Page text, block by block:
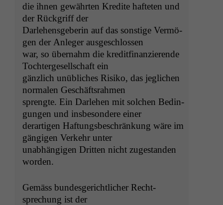
die ihnen gewährten Kred­ite hafteten und
der Rück­griff der
Dar­lehens­ge­berin auf das son­stige Ver­mö­
gen der Anleger ausgeschlossen
war, so über­nahm die kred­it­fi­nanzierende
Tochterge­sellschaft ein
gän­zlich unüblich­es Risiko, das jeglichen
nor­malen Geschäftsrahmen
sprengte. Ein Dar­lehen mit solchen Bedin­
gun­gen und ins­beson­dere einer
der­ar­ti­gen Haf­tungs­beschränkung wäre im
gängi­gen Verkehr unter
unab­hängi­gen Drit­ten nicht zuge­s­tanden
worden.
Gemäss bun­des­gerichtlich­er Recht­
sprechung ist der